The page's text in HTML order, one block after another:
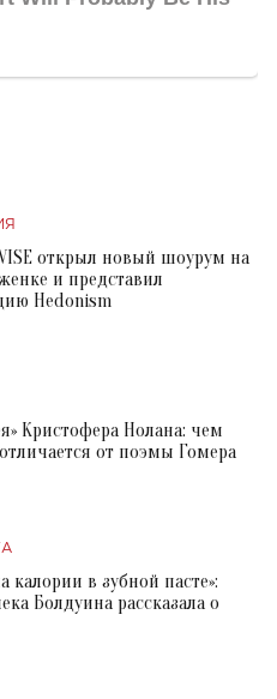
открыл новый шоурум на
и представил
Hedonism
Кристофера Нолана: чем
от поэмы Гомера
калории в зубной пасте»:
Болдуина рассказала о